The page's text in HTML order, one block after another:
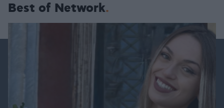
Best of Network